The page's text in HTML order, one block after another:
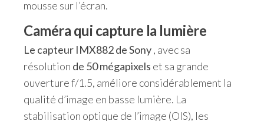
mousse sur l’écran.
Caméra qui capture la lumière
Le capteur IMX882 de Sony, avec sa
résolution de 50 mégapixels et sa grande
ouverture f/1.5, améliore considérablement la
qualité d’image en basse lumière. La
stabilisation optique de l’image (OIS), les